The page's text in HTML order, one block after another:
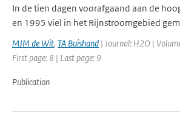
In de tien dagen voorafgaand aan de
en 1995 viel in het Rijnstroomgebied
MJM de Wit, TA Buishand | Journal: H2O |
First page: 8 | Last page: 9
Publication